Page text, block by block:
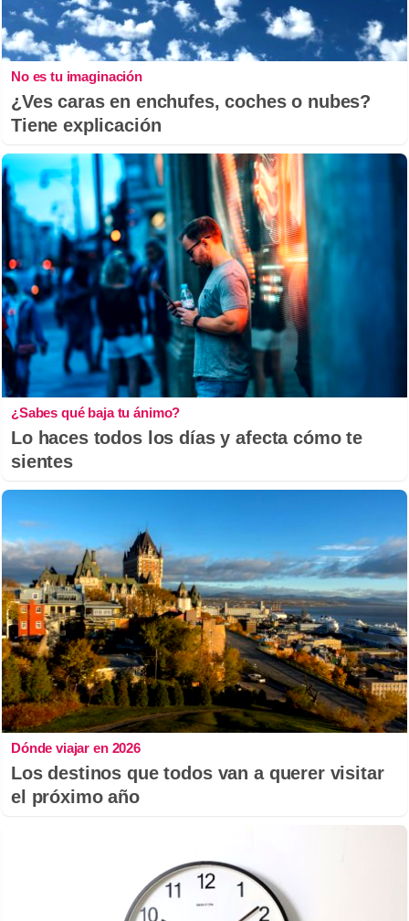
No es tu imaginación
¿Ves caras en enchufes, coches o nubes?
Tiene explicación
¿Sabes qué baja tu ánimo?
Lo haces todos los días y afecta cómo te
sientes
Dónde viajar en 2026
Los destinos que todos van a querer visitar
el próximo año